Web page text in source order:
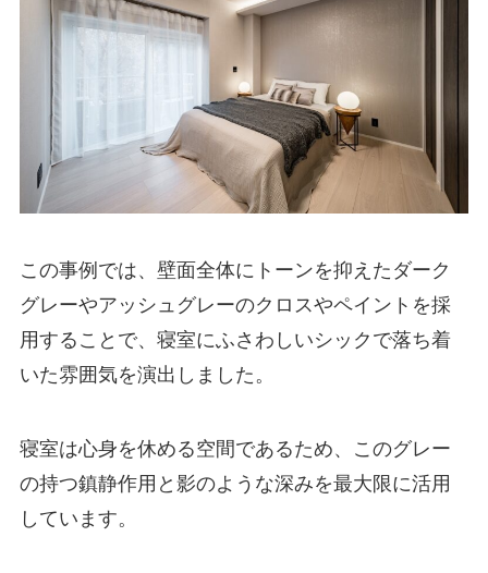
この事例では、壁面全体にトーンを抑えたダーク
グレーやアッシュグレーのクロスやペイントを採
用することで、寝室にふさわしいシックで落ち着
いた雰囲気を演出しました。
寝室は心身を休める空間であるため、このグレー
の持つ鎮静作用と影のような深みを最大限に活用
しています。